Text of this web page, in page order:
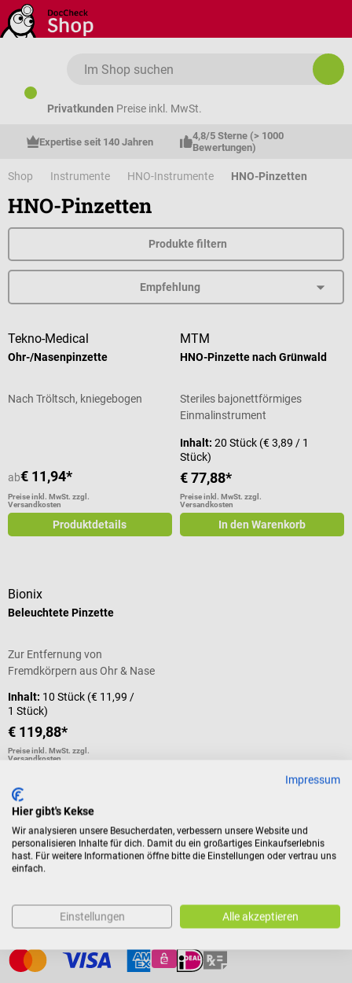
Zum Hauptinhalt springen
Privatkunden Preise inkl. MwSt.
Expertise seit 140 Jahren
4,8/5 Sterne (> 1000
Bewertungen)
Shop Instrumente HNO-Instrumente HNO-Pinzetten
HNO-Pinzetten
Produkte filtern
Tekno-Medical
Ohr-/Nasenpinzette
Nach Tröltsch, kniegebogen
ab€ 11,94*
Preise inkl. MwSt. zzgl.
Versandkosten
Produktdetails
MTM
HNO-Pinzette nach Grünwald
Steriles bajonettförmiges
Einmalinstrument
Inhalt:20 Stück (€ 3,89 / 1
Stück)
€ 77,88*
Preise inkl. MwSt. zzgl.
Versandkosten
In den Warenkorb
Bionix
Beleuchtete Pinzette
Zur Entfernung von
Fremdkörpern aus Ohr & Nase
Inhalt: 10 Stück (€ 11,99 /
1 Stück)
€ 119,88*
Preise inkl. MwSt. zzgl.
Versandkosten
Zahlungsarten
Impressum
Hier gibt's Kekse
Wir analysieren unsere Besucherdaten, verbessern unsere Website und
personalisieren Inhalte für dich. Damit du ein großartiges Einkaufserlebnis
hast. Für weitere Informationen öffne bitte die Einstellungen oder vertrau uns
einfach.
Einstellungen Alle akzeptieren